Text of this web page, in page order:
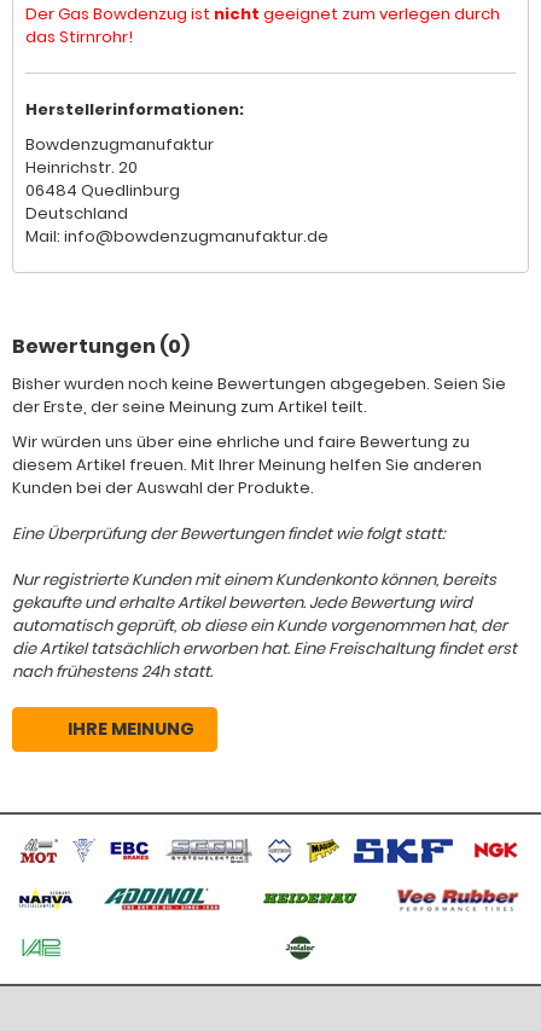
Der Gas Bowdenzug ist nicht geeignet zum verlegen durch
das Stirnrohr!
Herstellerinformationen:
Bowdenzugmanufaktur
Heinrichstr. 20
06484 Quedlinburg
Deutschland
Mail: info@bowdenzugmanufaktur.de
Bewertungen (0)
Bisher wurden noch keine Bewertungen abgegeben. Seien Sie
der Erste, der seine Meinung zum Artikel teilt.
Wir würden uns über eine ehrliche und faire Bewertung zu
diesem Artikel freuen. Mit Ihrer Meinung helfen Sie anderen
Kunden bei der Auswahl der Produkte.
Eine Überprüfung der Bewertungen findet wie folgt statt:
Nur registrierte Kunden mit einem Kundenkonto können, bereits
gekaufte und erhalte Artikel bewerten. Jede Bewertung wird
automatisch geprüft, ob diese ein Kunde vorgenommen hat, der
die Artikel tatsächlich erworben hat. Eine Freischaltung findet erst
nach frühestens 24h statt.
IHRE MEINUNG